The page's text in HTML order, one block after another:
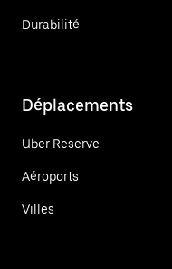
Durabilité
Déplacements
Uber Reserve
Aéroports
Villes